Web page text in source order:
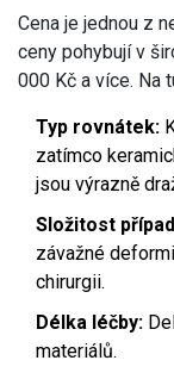
Cena je jednou z
ceny pohybují v
000 Kč a více. Na
Typ rovnátek:
zatímco
jsou výrazně
Složitost
závažné
chirurgii.
Délka léčby:
materiálů.